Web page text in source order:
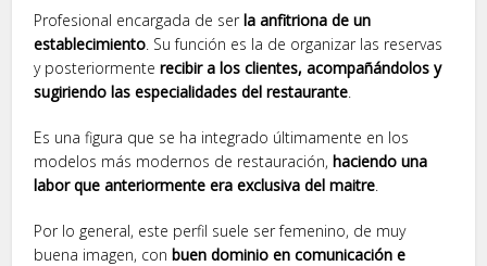
Profesional encargada de serla anfitriona de un
establecimiento . Su función es la de organizar las reservas
y posteriormenterecibir a los clientes, acompañándolos y
sugiriendo las especialidades del restaurante
Es una figura que se ha integrado últimamente en los
modelos más modernos de restauración, haciendo una
labor que anteriormente era exclusiva del maitre
Por lo general, este perfil suele ser femenino, de muy
buena imagen, con buen dominio en comunicación e